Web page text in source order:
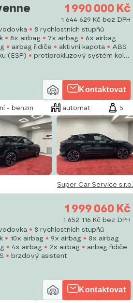
1 990 000 Kč
1 644 629 Kč bez DPH
8 rychlostních stupňů
8x airbag 7x airbag
6x airbag
airbag řidiče aktivní kapota
ABS
(ESP)
protiprokluzový systém kol
Kontaktovat
- benzin automat 5
Super Car Service s.r.o.
1 999 060 Kč
1 652 116 Kč bez DPH
8 rychlostních stupňů
10x airbag 9x airbag
8x airbag
4x airbag 2x airbag
airbag řidiče
brzdový asistent
Kontaktovat